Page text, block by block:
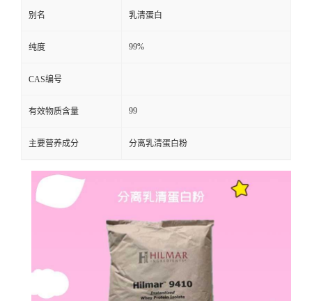
别名 乳清蛋白
纯度 99%
CAS编号
有效物质含量 99
主要营养成分 分离乳清蛋白粉